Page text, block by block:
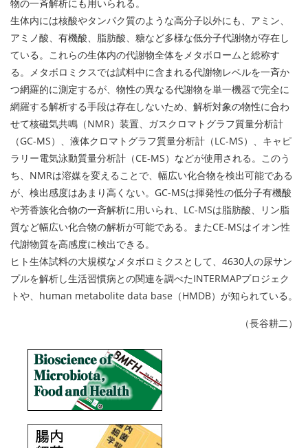
物の一斉解析にも用いられる。
生体内には核酸やタンパク質のような高分子以外にも、アミン、
アミノ酸、有機酸、脂肪酸、糖など多様な低分子代謝物が存在し
ている。これらの生体内の代謝物全体をメタボロームと総称す
る。メタボロミクスでは試料中に含まれる代謝物レベルを一斉か
つ網羅的に測定するが、物性の異なる代謝物を単一機器で完全に
網羅する解析する手段は存在しないため、解析対象の物性に合わ
せて核磁気共鳴（NMR）装置、ガスクロマトグラフ質量分析計
（GC-MS）、液体クロマトグラフ質量分析計（LC-MS）、キャピ
ラリー電気泳動質量分析計（CE-MS）などが使用される。このう
ち、NMRは溶媒を変えることで、幅広い化合物を検出可能である
が、検出感度はあまり高くない。GC-MSは揮発性の低分子有機酸
や芳香族化合物の一斉解析に用いられ、LC-MSは脂肪酸、リン脂
質など幅広い化合物の解析が可能である。またCE-MSはイオン性
代謝物質を高感度に検出できる。
ヒト生体試料の大規模なメタボロミクスとして、4630人の尿サン
プルを解析し生活習慣病との関連を調べたINTERMAPプロジェク
トや、human metabolite data base（HMDB）が知られている。
（長谷耕二）